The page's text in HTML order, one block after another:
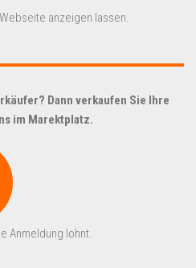
anzeigen lassen.
Dann verkaufen Sie Ihre
im Marektplatz.
Anmeldung lohnt.